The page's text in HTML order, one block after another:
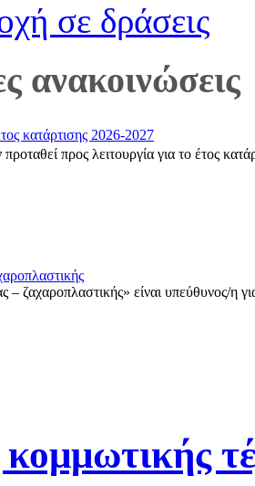
σε δράσεις
ανακοινώσεις
κατάρτισης 2026-2027
προταθεί προς λειτουργία για το έτος
– ζαχαροπλαστικής» είναι υπεύθυνος/η
κομμωτικής